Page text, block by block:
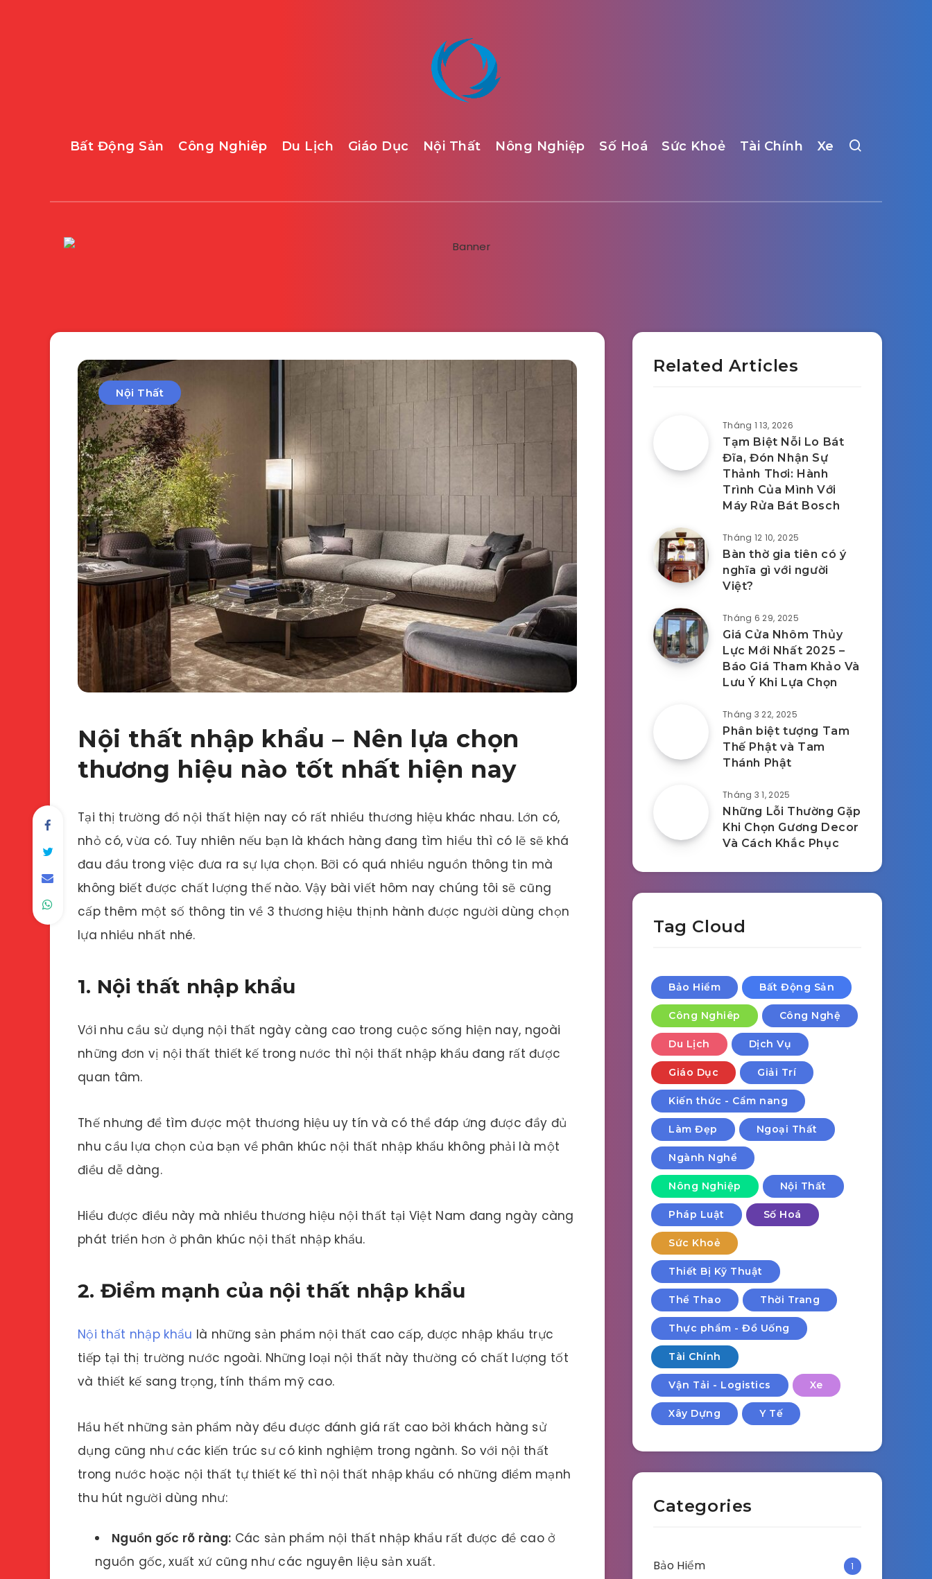
Bất Động Sản Công Nghiêp Du Lịch Giáo Dục Nội Thất Nông Nghiệp Số Hoá Sức Khoẻ Tài Chính Xe
Nội Thất
Nội thất nhập khẩu – Nên lựa chọn
thương hiệu nào tốt nhất hiện nay
Tại thị trường đồ nội thất hiện nay có rất nhiều thương hiệu khác nhau. Lớn có,
nhỏ có, vừa có. Tuy nhiên nếu bạn là khách hàng đang tìm hiểu thì có lẽ sẽ khá
đau đầu trong việc đưa ra sự lựa chọn. Bỡi có quá nhiều nguồn thông tin mà
không biết được chất lượng thế nào. Vậy bài viết hôm nay chúng tôi sẽ cũng
cấp thêm một số thông tin về 3 thương hiệu thịnh hành được người dùng chọn
lựa nhiều nhất nhé.
1. Nội thất nhập khẩu
Với nhu cầu sử dụng nội thất ngày càng cao trong cuộc sống hiện nay, ngoài
những đơn vị nội thất thiết kế trong nước thì nội thất nhập khẩu đang rất được
quan tâm.
Thế nhưng để tìm được một thương hiệu uy tín và có thể đáp ứng được đầy đủ
nhu cầu lựa chọn của bạn về phân khúc nội thất nhập khẩu không phải là một
điều dễ dàng.
Hiểu được điều này mà nhiều thương hiệu nội thất tại Việt Nam đang ngày càng
phát triển hơn ở phân khúc nội thất nhập khẩu.
2. Điểm mạnh của nội thất nhập khẩu
Nội thất nhập khẩu là những sản phẩm nội thất cao cấp, được nhập khẩu trực
tiếp tại thị trường nước ngoài. Những loại nội thất này thường có chất lượng tốt
và thiết kế sang trọng, tính thẩm mỹ cao.
Hầu hết những sản phẩm này đều được đánh giá rất cao bởi khách hàng sử
dụng cũng như các kiến trúc sư có kinh nghiệm trong ngành. So với nội thất
trong nước hoặc nội thất tự thiết kế thì nội thất nhập khẩu có những điểm mạnh
thu hút người dùng như:
Nguồn gốc rõ ràng: Các sản phẩm nội thất nhập khẩu rất được đề cao ở
nguồn gốc, xuất xứ cũng như các nguyên liệu sản xuất.
Related Articles
Tháng 1 13, 2026
Tạm Biệt Nỗi Lo Bát
Đĩa, Đón Nhận Sự
Thảnh Thơi: Hành
Trình Của Mình Với
Máy Rửa Bát Bosch
Tháng 12 10, 2025
Bàn thờ gia tiên có ý
nghĩa gì với người
Việt?
Tháng 6 29, 2025
Giá Cửa Nhôm Thủy
Lực Mới Nhất 2025 –
Báo Giá Tham Khảo Và
Lưu Ý Khi Lựa Chọn
Tháng 3 22, 2025
Phân biệt tượng Tam
Thế Phật và Tam
Thánh Phật
Tháng 3 1, 2025
Những Lỗi Thường Gặp
Khi Chọn Gương Decor
Và Cách Khắc Phục
Tag Cloud
Bảo Hiểm Bất Động Sản
Công Nghiêp Công Nghệ
Du Lịch Dịch Vụ
Giáo Dục Giải Trí
Kiến thức - Cẩm nang
Làm Đẹp Ngoại Thất
Ngành Nghề
Nông Nghiệp Nội Thất
Pháp Luật Số Hoá
Sức Khoẻ
Thiết Bị Kỹ Thuật
Thể Thao Thời Trang
Thực phẩm - Đồ Uống
Tài Chính
Vận Tải - Logistics Xe
Xây Dựng Y Tế
Categories
Bảo Hiểm 1